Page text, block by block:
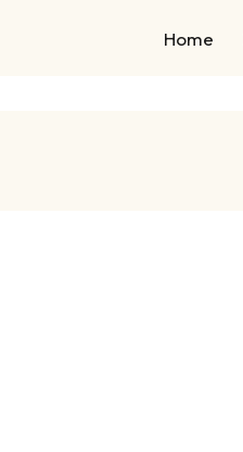
Home